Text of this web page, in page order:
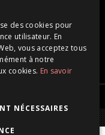
FRENCH
des cookies pour
utilisateur. En
vous acceptez tous
à notre
cookies. En savoir
NÉCESSAIRES